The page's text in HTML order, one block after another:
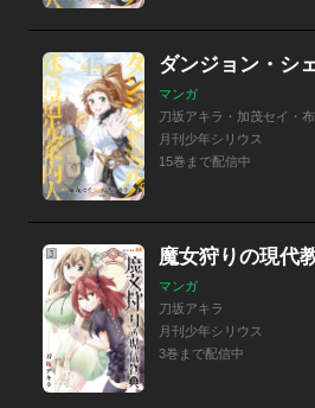
マンガ
刀坂アキラ・加茂セイ・
月刊少年シリウス
15巻まで配信中
魔女狩りの現代
マンガ
刀坂アキラ
月刊少年シリウス
3巻まで配信中